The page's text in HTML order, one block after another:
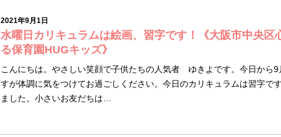
2021年9月1日
水曜日カリキュラムは絵画、習字です！《大阪市中央区
る保育園HUGキッズ》
こんにちは。やさしい笑顔で子供たちの人気者 ゆきよです。今日から
すが体調に気をつけてお過ごしください。今日のカリキュラムは習字で
ました。小さいお友だちは…